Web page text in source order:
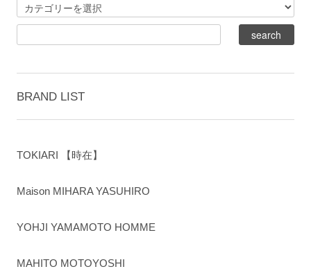
BRAND LIST
TOKIARI 【時在】
Maison MIHARA YASUHIRO
YOHJI YAMAMOTO HOMME
MAHITO MOTOYOSHI